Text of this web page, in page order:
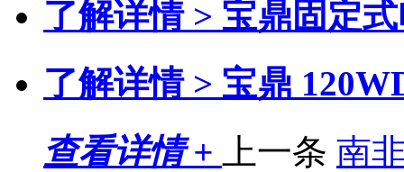
了解详情 > 宝鼎固定
了解详情 > 宝鼎
查看详情 +
上一条 南